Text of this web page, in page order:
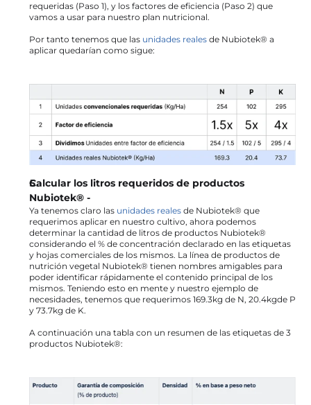
requeridas (Paso 1), y los factores de eficiencia (Paso 2) que
vamos a usar para nuestro plan nutricional.
Por tanto tenemos que las unidades reales de Nubiotek® a
aplicar quedarían como sigue:
Calcular los litros requeridos de productos
Nubiotek® -
Ya tenemos claro las unidades reales de Nubiotek® que
requerimos aplicar en nuestro cultivo, ahora podemos
determinar la cantidad de litros de productos Nubiotek®
considerando el % de concentración declarado en las etiquetas
y hojas comerciales de los mismos. La línea de productos de
nutrición vegetal Nubiotek® tienen nombres amigables para
poder identificar rápidamente el contenido principal de los
mismos. Teniendo esto en mente y nuestro ejemplo de
necesidades, tenemos que requerimos 169.3kg de N, 20.4kgde P
y 73.7kg de K.
A continuación una tabla con un resumen de las etiquetas de 3
productos Nubiotek®: